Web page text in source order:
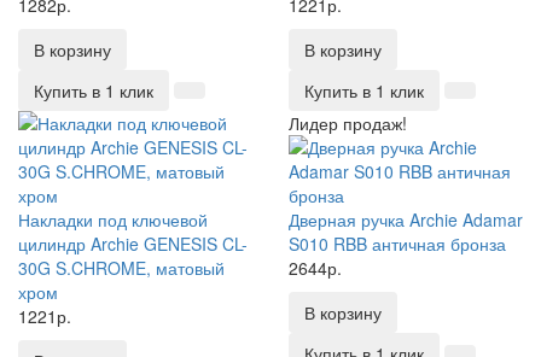
1282р.
В корзину
Купить в 1 клик
1221р.
В корзину
Купить в 1 клик
Накладки под ключевой
цилиндр Archie GENESIS CL-
30G S.CHROME, матовый
хром
1221р.
Лидер продаж!
Дверная ручка Archie Adamar
S010 RBB античная бронза
2644р.
В корзину